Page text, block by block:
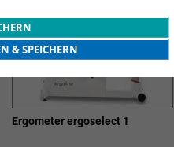
Ergometer ergoselect 1
& SPEICHERN